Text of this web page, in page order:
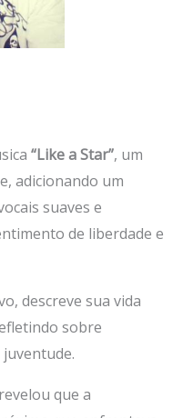
“Like a Star”, um
adicionando um
suaves e
de liberdade e
descreve sua vida
sobre
que a